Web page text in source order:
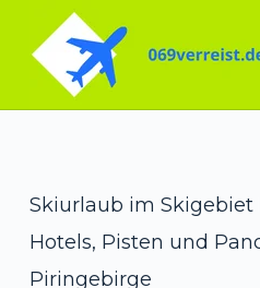
Inhalt
springen
Skiurlaub im Skigebiet
Hotels, Pisten und
Piringebirge